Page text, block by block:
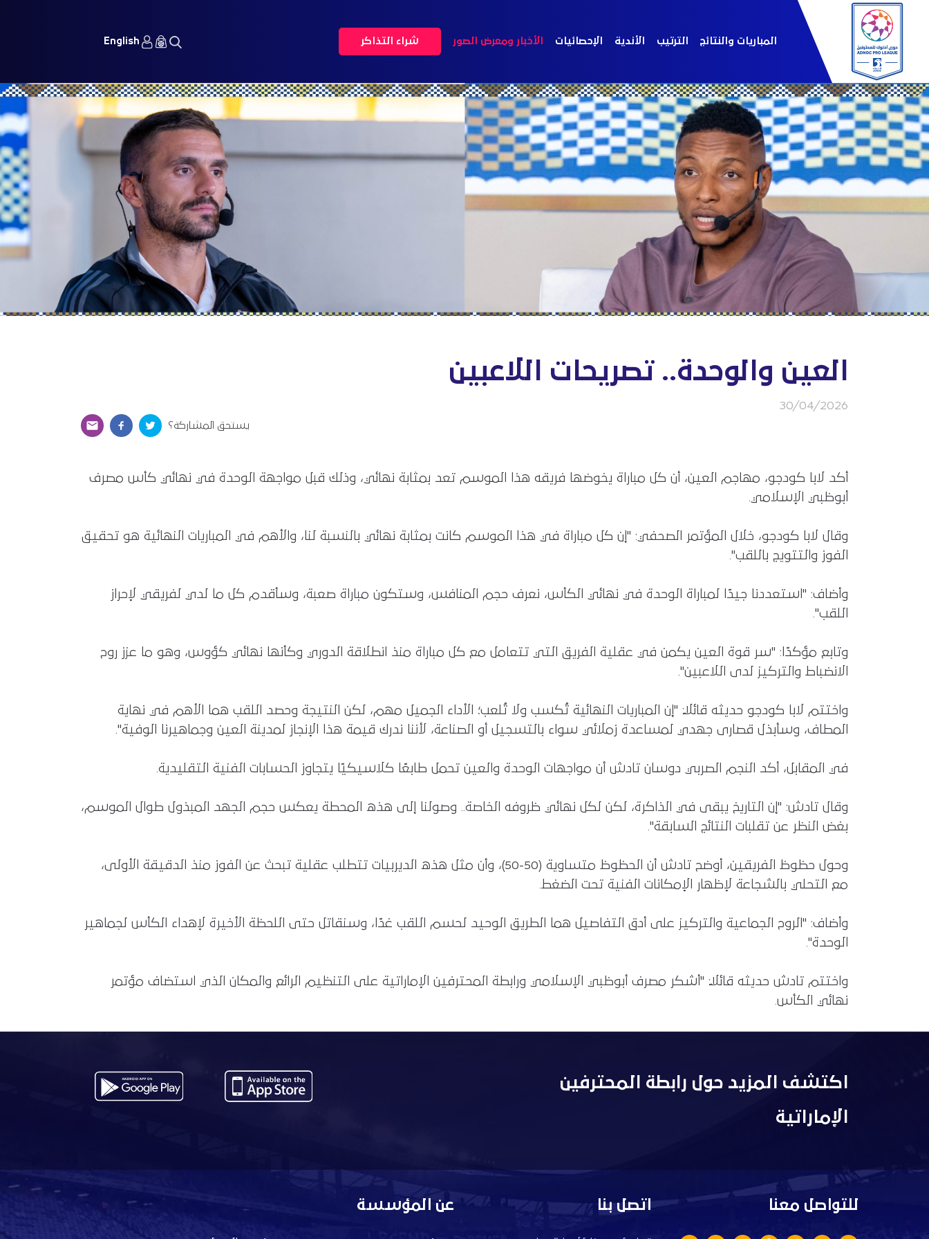
المباريات والنتائج الترتيب الأندية الإحصائيات الأخبار ومعرض الصور شراء التذاكر English
العين والوحدة.. تصريحات اللاعبين
30/04/2026
يستحق المشاركة؟
أكد لابا كودجو، مهاجم العين، أن كل مباراة يخوضها فريقه هذا الموسم تعد بمثابة نهائي، وذلك قبل مواجهة الوحدة في نهائي كأس مصرف
أبوظبي الإسلامي.
وقال لابا كودجو، خلال المؤتمر الصحفي: "إن كل مباراة في هذا الموسم كانت بمثابة نهائي بالنسبة لنا، والأهم في المباريات النهائية هو تحقيق
الفوز والتتويج باللقب".
وأضاف: "استعددنا جيدًا لمباراة الوحدة في نهائي الكأس، نعرف حجم المنافس، وستكون مباراة صعبة، وسأقدم كل ما لدي لفريقي لإحراز
اللقب".
وتابع مؤكدًا: "سر قوة العين يكمن في عقلية الفريق التي تتعامل مع كل مباراة منذ انطلاقة الدوري وكأنها نهائي كؤوس، وهو ما عزز روح
الانضباط والتركيز لدى اللاعبين".
واختتم لابا كودجو حديثه قائلاً: "إن المباريات النهائية تُكسب ولا تُلعب؛ الأداء الجميل مهم، لكن النتيجة وحصد اللقب هما الأهم في نهاية
المطاف، وسأبذل قصارى جهدي لمساعدة زملائي سواء بالتسجيل أو الصناعة، لأننا ندرك قيمة هذا الإنجاز لمدينة العين وجماهيرنا الوفية".
في المقابل، أكد النجم الصربي دوسان تادش أن مواجهات الوحدة والعين تحمل طابعًا كلاسيكيًا يتجاوز الحسابات الفنية التقليدية.
وقال تادش: "إن التاريخ يبقى في الذاكرة، لكن لكل نهائي ظروفه الخاصة.. وصولنا إلى هذه المحطة يعكس حجم الجهد المبذول طوال الموسم،
بغض النظر عن تقلبات النتائج السابقة".
وحول حظوظ الفريقين، أوضح تادش أن الحظوظ متساوية (50-50)، وأن مثل هذه الديربيات تتطلب عقلية تبحث عن الفوز منذ الدقيقة الأولى،
مع التحلي بالشجاعة لإظهار الإمكانات الفنية تحت الضغط.
وأضاف: "الروح الجماعية والتركيز على أدق التفاصيل هما الطريق الوحيد لحسم اللقب غدًا، وسنقاتل حتى اللحظة الأخيرة لإهداء الكأس لجماهير
الوحدة".
واختتم تادش حديثه قائلاً: "أشكر مصرف أبوظبي الإسلامي ورابطة المحترفين الإماراتية على التنظيم الرائع والمكان الذي استضاف مؤتمر
نهائي الكأس.
اكتشف المزيد حول رابطة المحترفين
الإماراتية
للتواصل معنا اتصل بنا عن المؤسسة